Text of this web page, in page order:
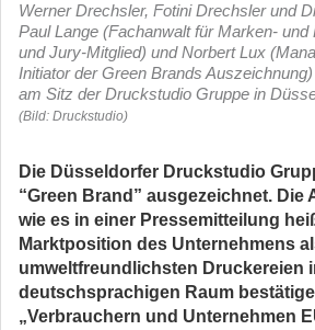
Werner Drechsler, Fotini Drechsler und
Paul Lange (Fachanwalt für Marken-
und Jury-Mitglied) und Norbert Lux
Initiator der Green Brands
am Sitz der Druckstudio Gruppe in
(Bild: Druckstudio)
Die Düsseldorfer Druckstudio
“Green Brand” ausgezeichnet. Die
wie es in einer Pressemitteilung
Marktposition des Unternehmens
umweltfreundlichsten Druckereien
deutschsprachigen Raum
„Verbrauchern und Unternehmen